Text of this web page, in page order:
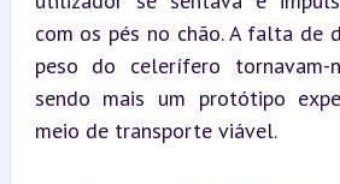
com os pés no chão. A falta de
peso do celerífero tornavam-
sendo mais um protótipo
meio de transporte viável.